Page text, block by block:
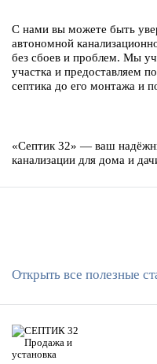
С нами вы можете быть
автономной
без сбоев и проблем. Мы
участка и предоставляем
септика до его монтажа и
«Септик 32» — ваш
канализации для дома и
Открыть все полезные